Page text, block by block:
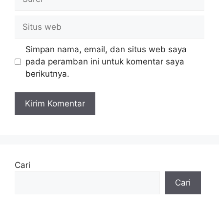
web
Simpan nama, email, dan situs web saya
pada peramban ini untuk komentar saya
berikutnya.
Cari
Cari